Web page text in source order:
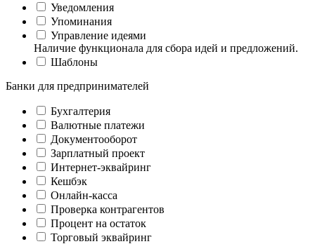
Уведомления
Упоминания
Управление идеями
Наличие функционала для сбора идей и предложений.
Шаблоны
Банки для предпринимателей
Бухгалтерия
Валютные платежи
Документооборот
Зарплатный проект
Интернет-эквайринг
Кешбэк
Онлайн-касса
Проверка контрагентов
Процент на остаток
Торговый эквайринг